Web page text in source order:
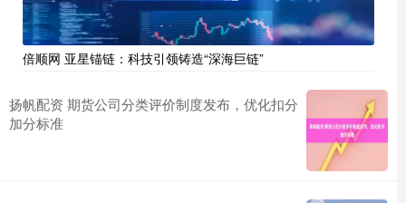
倍顺网 亚星锚链：科技引领铸造“深海巨链”
扬帆配资 期货公司分类评价制度发布，优化扣分
加分标准